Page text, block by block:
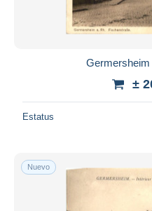
±
Estatus
Nuevo